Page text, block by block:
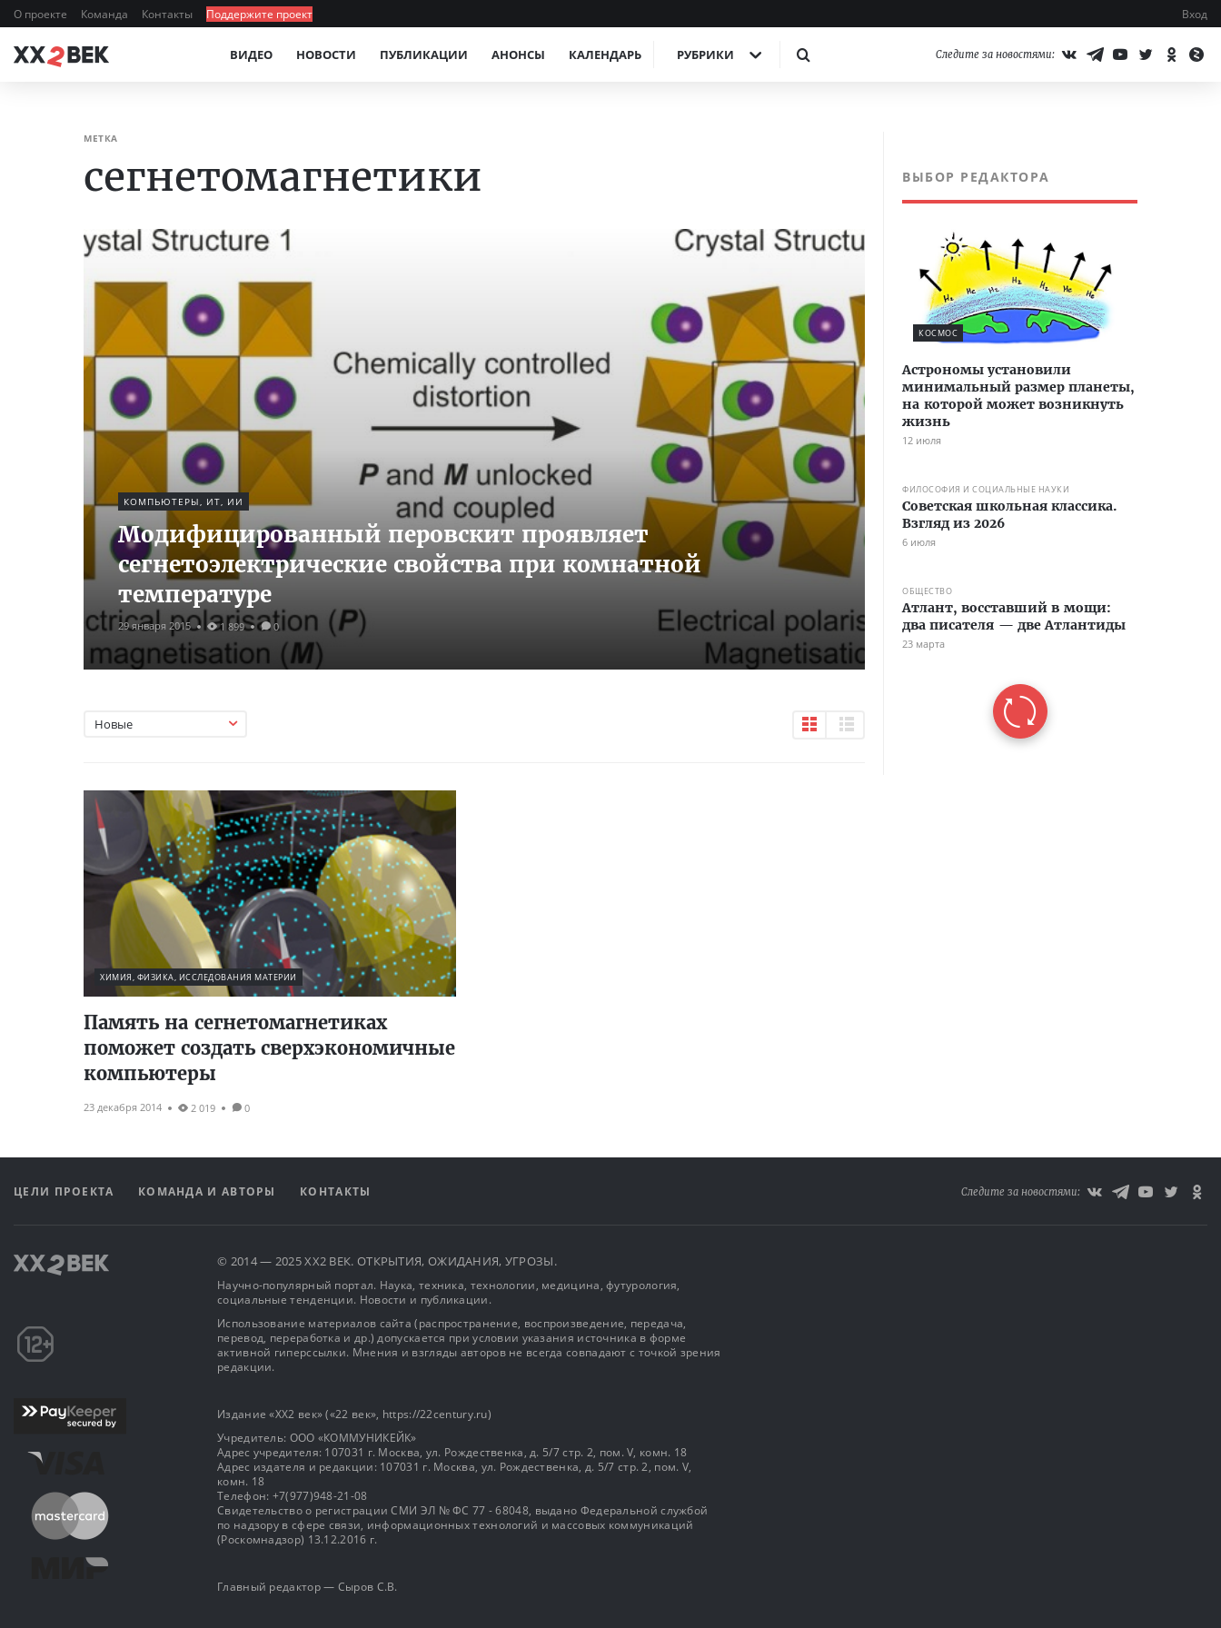
О проекте Команда Контакты Поддержите проект Вход
ВИДЕО НОВОСТИ ПУБЛИКАЦИИ АНОНСЫ КАЛЕНДАРЬ РУБРИКИ Следите за новостями:
МЕТКА
сегнетомагнетики
КОМПЬЮТЕРЫ, ИТ, ИИ
Модифицированный перовскит проявляет
сегнетоэлектрические свойства при комнатной
температуре
29 января 2015 1 899 0
Новые
ХИМИЯ, ФИЗИКА, ИССЛЕДОВАНИЯ МАТЕРИИ
Память на сегнетомагнетиках
поможет создать сверхэкономичные
компьютеры
23 декабря 2014 2 019 0
ВЫБОР РЕДАКТОРА
КОСМОС
Астрономы установили
минимальный размер планеты,
на которой может возникнуть
жизнь
12 июля
ФИЛОСОФИЯ И СОЦИАЛЬНЫЕ НАУКИ
Советская школьная классика.
Взгляд из 2026
6 июля
ОБЩЕСТВО
Атлант, восставший в мощи:
два писателя — две Атлантиды
23 марта
ЦЕЛИ ПРОЕКТА КОМАНДА И АВТОРЫ КОНТАКТЫ Следите за новостями:
© 2014 — 2025 XX2 ВЕК. ОТКРЫТИЯ, ОЖИДАНИЯ, УГРОЗЫ.
Научно-популярный портал. Наука, техника, технологии, медицина, футурология,
социальные тенденции. Новости и публикации.
Использование материалов сайта (распространение, воспроизведение, передача,
перевод, переработка и др.) допускается при условии указания источника в форме
активной гиперссылки. Мнения и взгляды авторов не всегда совпадают с точкой зрения
редакции.
Издание «XX2 век» («22 век», https://22century.ru)
Учредитель: OOO «КОММУНИКЕЙК»
Адрес учредителя: 107031 г. Москва, ул. Рождественка, д. 5/7 стр. 2, пом. V, комн. 18
Адрес издателя и редакции: 107031 г. Москва, ул. Рождественка, д. 5/7 стр. 2, пом. V,
комн. 18
Телефон: +7(977)948-21-08
Свидетельство о регистрации СМИ ЭЛ № ФС 77 - 68048, выдано Федеральной службой
по надзору в сфере связи, информационных технологий и массовых коммуникаций
(Роскомнадзор) 13.12.2016 г.
Главный редактор — Сыров С.В.